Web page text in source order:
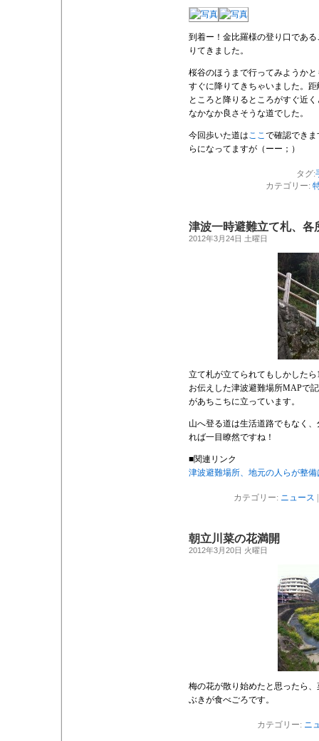
到着ー！金比羅様の登り口であ
りてきました。
桜谷のほうまで行ってみようか
すぐに降りてきちゃいました。
ところと降りるところがすぐ近
なかなか良さそうな道でした。
今回歩いた道はここで確認でき
らになってますが（ーー；）
タグ:
カテゴリー:
津波一時避難立て札、各
2012年3月24日 土曜日
立て札が立てられてもしかした
お伝えした津波避難場所MAPで
があちこちに立っています。
山へ登る道は生活道路でもなく
れば一目瞭然ですね！
■関連リンク
津波避難場所、地元の人らが整備
カテゴリー: ニュース
朝立川菜の花満開
2012年3月20日 火曜日
梅の花が散り始めたと思ったら
ぶきが食べごろです。
カテゴリー: ニ